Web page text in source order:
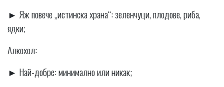
► Яж повече „истинска храна“: зеленчуци, плодове, риба,
ядки;
Алкохол:
► Най-добре: минимално или никак;